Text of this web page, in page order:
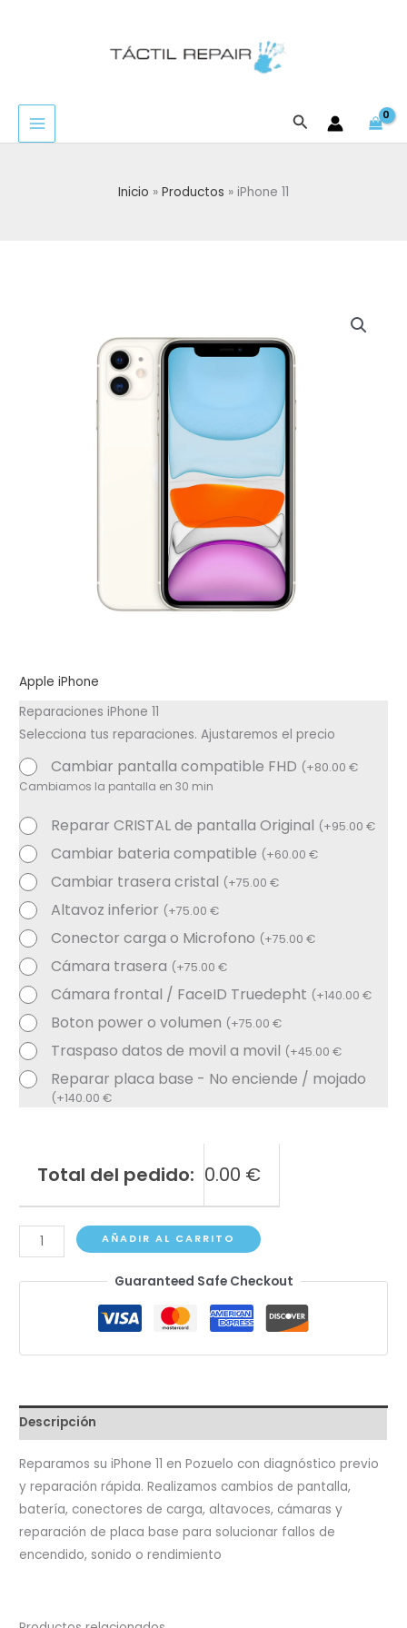
Buscar
Inicio Productos iPhone 11
Apple iPhone
Reparaciones iPhone 11
Selecciona tus reparaciones. Ajustaremos el precio
Cambiar pantalla compatible FHD (+80.00€
Cambiamos la pantalla en 30 min
Reparar CRISTAL de pantalla Original (+95.00€
Cambiar bateria compatible (+60.00€
Cambiar trasera cristal (+75.00€
Altavoz inferior (+75.00€
Conector carga o Microfono (+75.00€
Cámara trasera (+75.00€
Cámara frontal / FaceID Truedepht (+140.00€
Boton power o volumen (+75.00€
Traspaso datos de movil a movil (+45.00€
Reparar placa base - No enciende / mojado
(+140.00€
Total del pedido: 0.00 €
iPhone
11
cantidad
AÑADIR AL CARRITO
Guaranteed Safe Checkout
Descripción
Reparamos su iPhone 11 en Pozuelo con diagnóstico previo
y reparación rápida. Realizamos cambios de pantalla,
batería, conectores de carga, altavoces, cámaras y
reparación de placa base para solucionar fallos de
encendido, sonido o rendimiento